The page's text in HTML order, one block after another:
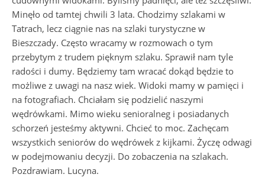
Minęło od tamtej chwili 3 lata. Chodzimy szlakami w
Tatrach, lecz ciągnie nas na szlaki turystyczne w
Bieszczady. Często wracamy w rozmowach o tym
przebytym z trudem pięknym szlaku. Sprawił nam tyle
radości i dumy. Będziemy tam wracać dokąd będzie to
możliwe z uwagi na nasz wiek. Widoki mamy w pamięci i
na fotografiach. Chciałam się podzielić naszymi
wędrówkami. Mimo wieku senioralneg i posiadanych
schorzeń jesteśmy aktywni. Chcieć to moc. Zachęcam
wszystkich seniorów do wędrówek z kijkami. Życzę odwagi
w podejmowaniu decyzji. Do zobaczenia na szlakach.
Pozdrawiam. Lucyna.